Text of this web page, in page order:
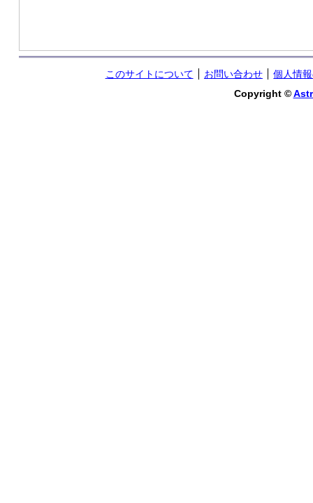
このサイトについて お問い合わせ
個人情
Copyright ©